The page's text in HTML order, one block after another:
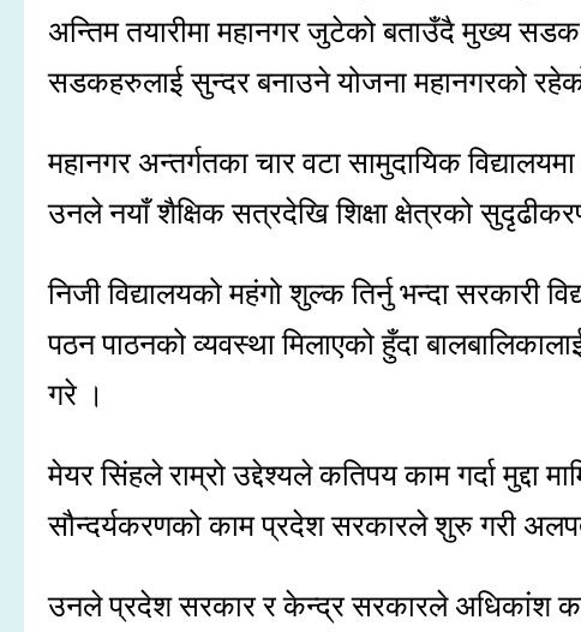
अन्तिम तयारीमा महानगर जुटेको बताउँदै मुख्य
सडकहरुलाई सुन्दर बनाउने योजना महानगरको
महानगर अन्तर्गतका चार वटा सामुदायिक
उनले नयाँ शैक्षिक सत्रदेखि शिक्षा क्षेत्रको
निजी विद्यालयको महंगो शुल्क तिर्नु भन्दा सरकारी
पठन पाठनको व्यवस्था मिलाएको हुँदा
गरे ।
मेयर सिंहले राम्रो उद्देश्यले कतिपय काम गर्दा मुद्दा
सौन्दर्यकरणको काम प्रदेश सरकारले शुरु गरी
उनले प्रदेश सरकार र केन्द्र सरकारले अधिकांश